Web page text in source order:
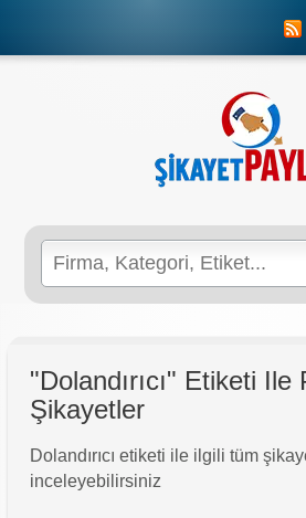
for:
"Dolandırıcı" Etiketi Ile
Şikayetler
Dolandırıcı etiketi ile ilgili tüm
inceleyebilirsiniz